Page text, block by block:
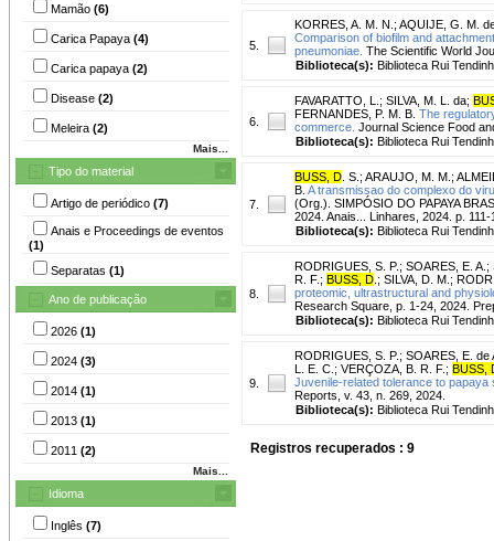
Mamão (6)
Carica Papaya (4)
Carica papaya (2)
Disease (2)
Meleira (2)
Mais...
Tipo do material
Artigo de periódico (7)
Anais e Proceedings de eventos
(1)
Separatas (1)
Ano de publicação
2026 (1)
2024 (3)
2014 (1)
2013 (1)
2011 (2)
Mais...
Idioma
Inglês (7)
5.
KORRES, A. M. N. ; AQUIJE, G. M.
Comparison of biofilm and
pneumoniae. The Scientific World
Biblioteca(s): Biblioteca Rui
6.
FAVARATTO, L. ; SILVA, M. L. da;
FERNANDES, P. M. B. The
commerce. Journal Science Food
Biblioteca(s): Biblioteca Rui
7.
BUSS, D . S. ; ARAUJO, M. M. ;
B. A transmissao do complexo do
(Org.). SIMPÓSIO DO PAPAYA
2024. Anais... Linhares, 2024. p. 111-
Biblioteca(s): Biblioteca Rui
8.
RODRIGUES, S. P. ; SOARES, E. A. ;
R. F. ; BUSS, D ; SILVA, D. M. ;
proteomic, ultrastructural and
Research Square, p. 1-24, 2024.
Biblioteca(s): Biblioteca Rui
9.
RODRIGUES, S. P. ; SOARES, E. de
L. E. C. ; VERÇOZA, B. R. F. ; BUSS,
Juvenile-related tolerance to
Reports, v. 43, n. 269, 2024.
Biblioteca(s): Biblioteca Rui
Registros recuperados : 9